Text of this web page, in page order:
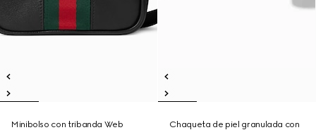
Minibolso con tribanda Web
Chaqueta de piel granulada con